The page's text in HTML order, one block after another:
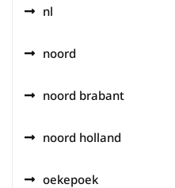
nl
noord
noord brabant
noord holland
oekepoek